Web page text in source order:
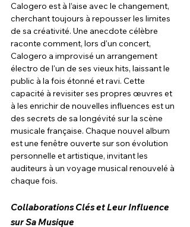
Calogero est à l’aise avec le changement,
cherchant toujours à repousser les limites
de sa créativité. Une anecdote célèbre
raconte comment, lors d'un concert,
Calogero a improvisé un arrangement
électro de l'un de ses vieux hits, laissant le
public à la fois étonné et ravi. Cette
capacité à revisiter ses propres œuvres et
à les enrichir de nouvelles influences est un
des secrets de sa longévité sur la scène
musicale française. Chaque nouvel album
est une fenêtre ouverte sur son évolution
personnelle et artistique, invitant les
auditeurs à un voyage musical renouvelé à
chaque fois.
Collaborations Clés et Leur Influence
sur Sa Musique